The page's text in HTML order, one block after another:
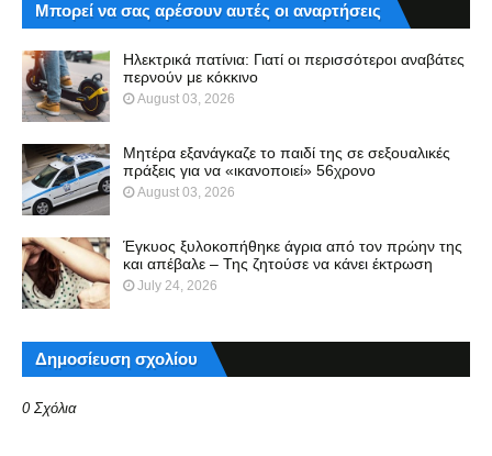
Μπορεί να σας αρέσουν αυτές οι αναρτήσεις
Ηλεκτρικά πατίνια: Γιατί οι περισσότεροι αναβάτες
περνούν με κόκκινο
August 03, 2026
Μητέρα εξανάγκαζε το παιδί της σε σεξουαλικές
πράξεις για να «ικανοποιεί» 56χρονο
August 03, 2026
Έγκυος ξυλοκοπήθηκε άγρια από τον πρώην της
και απέβαλε – Της ζητούσε να κάνει έκτρωση
July 24, 2026
Δημοσίευση σχολίου
0 Σχόλια